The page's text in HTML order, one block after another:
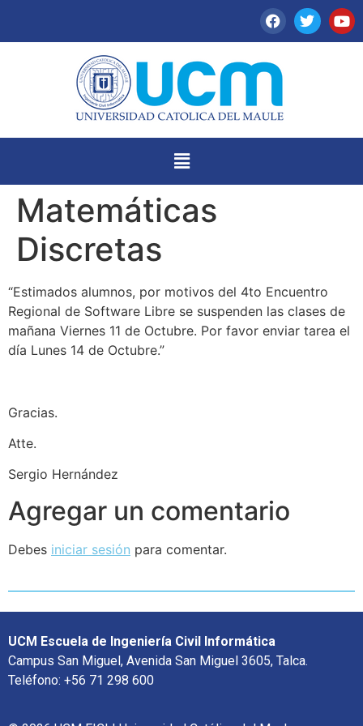
Matemáticas
Discretas
“Estimados alumnos, por motivos del 4to Encuentro
Regional de Software Libre se suspenden las clases de
mañana Viernes 11 de Octubre. Por favor enviar tarea el
día Lunes 14 de Octubre.”
Gracias.
Atte.
Sergio Hernández
Agregar un comentario
Debes iniciar sesión para comentar.
UCM Escuela de Ingeniería Civil Informática
Campus San Miguel, Avenida San Miguel 3605, Talca.
Teléfono: +56 71 298 600